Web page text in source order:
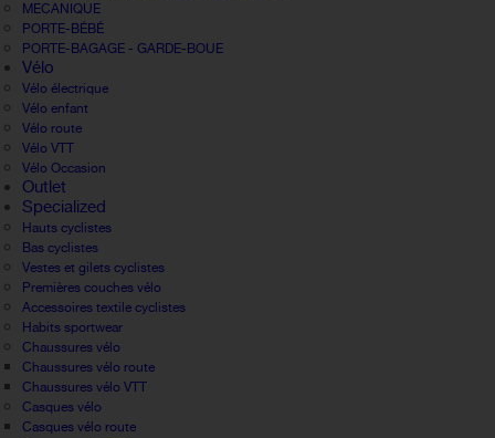
MECANIQUE
PORTE-BÉBÉ
PORTE-BAGAGE - GARDE-BOUE
Vélo
Vélo électrique
Vélo enfant
Vélo route
Vélo VTT
Vélo Occasion
Outlet
Specialized
Hauts cyclistes
Bas cyclistes
Vestes et gilets cyclistes
Premières couches vélo
Accessoires textile cyclistes
Habits sportwear
Chaussures vélo
Chaussures vélo route
Chaussures vélo VTT
Casques vélo
Casques vélo route